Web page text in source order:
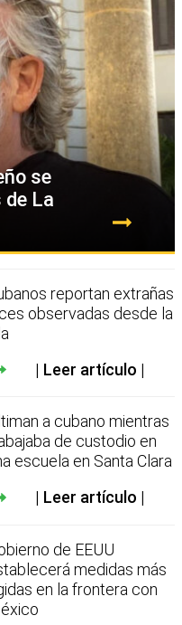
se
La
reportan extrañas
observadas desde la
Leer artículo
a cubano mientras
de custodio en
escuela en Santa Clara
Leer artículo
de EEUU
medidas más
en la frontera con